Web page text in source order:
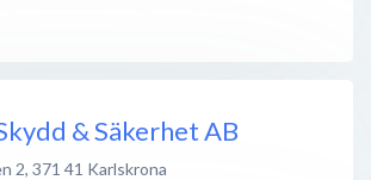
& Säkerhet AB
2, 371 41 Karlskrona